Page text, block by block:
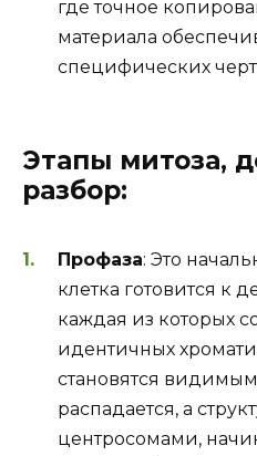
где точное
материала
специфических
Этапы митоза,
разбор:
Профаза: Это
клетка готовится к
каждая из которых
идентичных
становятся
распадается, а
центросомами,